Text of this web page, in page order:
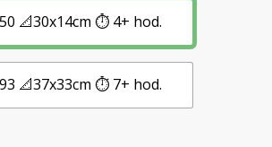
📐30x14cm ⏱️ 4+ hod.
📐37x33cm ⏱️ 7+ hod.